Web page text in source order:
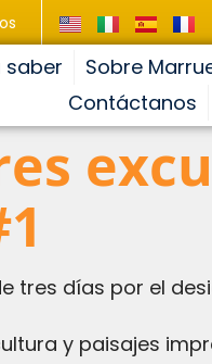
saber Sobre
Contáctanos
tres días por el
y paisajes